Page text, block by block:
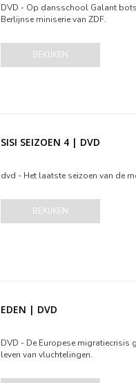
DVD - Op dansschool Galant
Berlijnse miniserie van ZDF.
BEKIJKEN
SISI SEIZOEN 4 | DVD
dvd - Het laatste seizoen van de
BEKIJKEN
EDEN | DVD
DVD - De Europese migratiecrisis
leven van vluchtelingen.